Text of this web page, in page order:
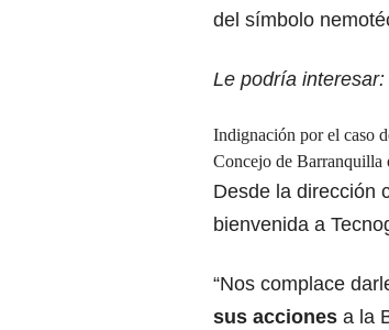
del símbolo
Le podría interesar:
Indignación por el caso
Concejo de Barranquilla
Desde la dirección
bienvenida a
“Nos complace
sus acciones a la